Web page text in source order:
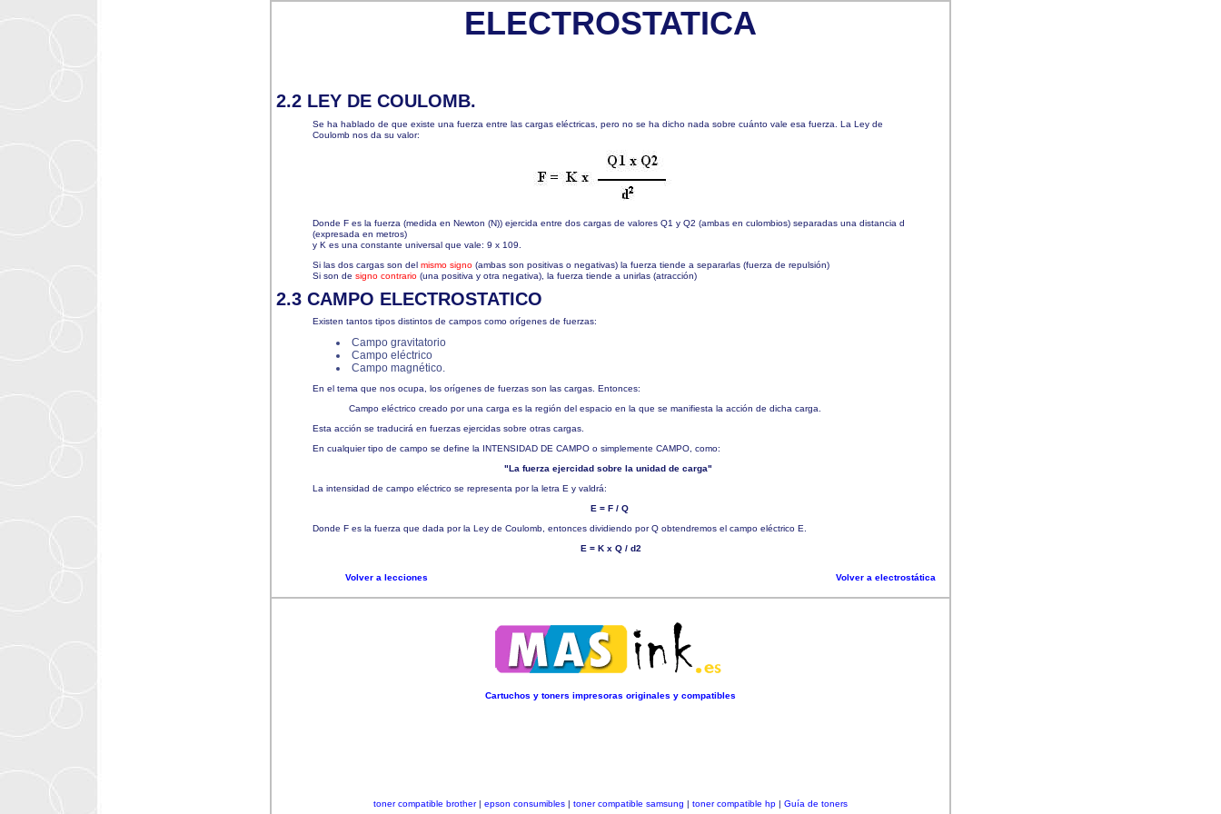
ELECTROSTATICA
2.2 LEY DE COULOMB.
Se ha hablado de que existe una fuerza entre las cargas eléctricas, pero no se ha dicho nada sobre cuánto vale esa fuerza. La Ley de
Coulomb nos da su valor:
Donde F es la fuerza (medida en Newton (N)) ejercida entre dos cargas de valores Q1 y Q2 (ambas en culombios) separadas una distancia d
(expresada en metros)
y K es una constante universal que vale: 9 x 109.
Si las dos cargas son del mismo signo (ambas son positivas o negativas) la fuerza tiende a separarlas (fuerza de repulsión)
Si son de signo contrario (una positiva y otra negativa), la fuerza tiende a unirlas (atracción)
2.3 CAMPO ELECTROSTATICO
Existen tantos tipos distintos de campos como orígenes de fuerzas:
Campo gravitatorio
Campo eléctrico
Campo magnético.
En el tema que nos ocupa, los orígenes de fuerzas son las cargas. Entonces:
Campo eléctrico creado por una carga es la región del espacio en la que se manifiesta la acción de dicha carga.
Esta acción se traducirá en fuerzas ejercidas sobre otras cargas.
En cualquier tipo de campo se define la INTENSIDAD DE CAMPO o simplemente CAMPO, como:
"La fuerza ejercidad sobre la unidad de carga"
La intensidad de campo eléctrico se representa por la letra E y valdrá:
E = F / Q
Donde F es la fuerza que dada por la Ley de Coulomb, entonces dividiendo por Q obtendremos el campo eléctrico E.
E = K x Q / d2
Volver a lecciones Volver a electrostática
Cartuchos y toners impresoras originales y compatibles
toner compatible brother| epson consumibles | toner compatible samsung | toner compatible hp | Guía de toners